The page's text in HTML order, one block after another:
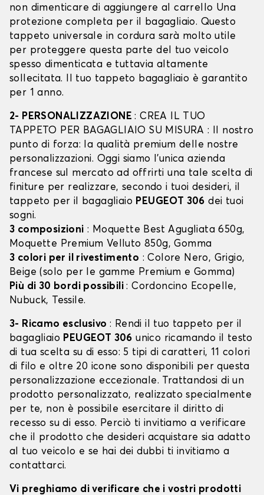
non dimenticare di aggiungere al carrello Una
protezione completa per il bagagliaio. Questo
tappeto universale in cordura sarà molto utile
per proteggere questa parte del tuo veicolo
spesso dimenticata e tuttavia altamente
sollecitata. Il tuo tappeto bagagliaio è garantito
per 1 anno.
2- PERSONALIZZAZIONE: CREA IL TUO
TAPPETO PER BAGAGLIAIO SU MISURA : Il nostro
punto di forza: la qualità premium delle nostre
personalizzazioni. Oggi siamo l’unica azienda
francese sul mercato ad offrirti una tale scelta di
finiture per realizzare, secondo i tuoi desideri, il
tappeto per il bagagliaio PEUGEOT 306 dei tuoi
sogni.
3 composizioni : Moquette Best Agugliata 650g,
Moquette Premium Velluto 850g, Gomma
3 colori per il rivestimento : Colore Nero, Grigio,
Beige (solo per le gamme Premium e Gomma)
Più di 30 bordi possibili: Cordoncino Ecopelle,
Nubuck, Tessile.
3- Ricamo esclusivo : Rendi il tuo tappeto per il
bagagliaio PEUGEOT 306 unico ricamando il testo
di tua scelta su di esso: 5 tipi di caratteri, 11 colori
di filo e oltre 20 icone sono disponibili per questa
personalizzazione eccezionale. Trattandosi di un
prodotto personalizzato, realizzato specialmente
per te, non è possibile esercitare il diritto di
recesso su di esso. Perciò ti invitiamo a verificare
che il prodotto che desideri acquistare sia adatto
al tuo veicolo e se hai dei dubbi ti invitiamo a
contattarci.
Vi preghiamo di verificare che i vostri prodotti